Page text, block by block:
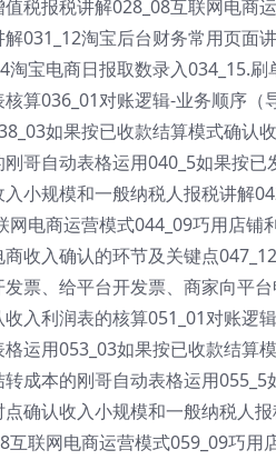
税报税讲解028_08互联网电商
031_12淘宝后台财务常用页面
淘宝电商日报取数录入034_15.
算036_01对账逻辑-业务顺序
如果按已收款结算模式确认
哥自动表格运用040_5如果按
入小规模和一般纳税人报税讲解
网电商运营模式044_09巧用店
收入确认的环节及关键点
发票、给平台开发票、商家向平
入利润表的核算051_01对账逻
格运用053_03如果按已收款结算
成本的刚哥自动表格运用
确认收入小规模和一般纳税人
互联网电商运营模式059_09巧